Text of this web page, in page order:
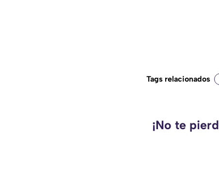
Tags relacionados
¡No te